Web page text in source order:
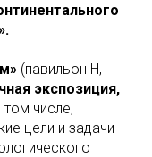
(павильон Н,
экспозиция,
том числе,
цели и задачи